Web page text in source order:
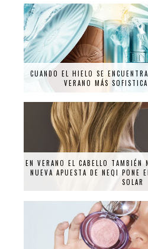
CUANDO EL HIELO SE
VERANO MÁS
EN VERANO EL CABELLO TAMBIÉN
NUEVA APUESTA DE NEQI PONE
SOLAR